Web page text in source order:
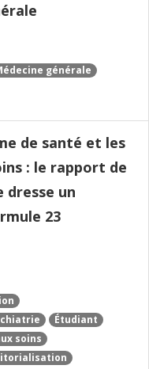
générale
de santé et les
: le rapport de
dresse un
23
Étudiant
soins